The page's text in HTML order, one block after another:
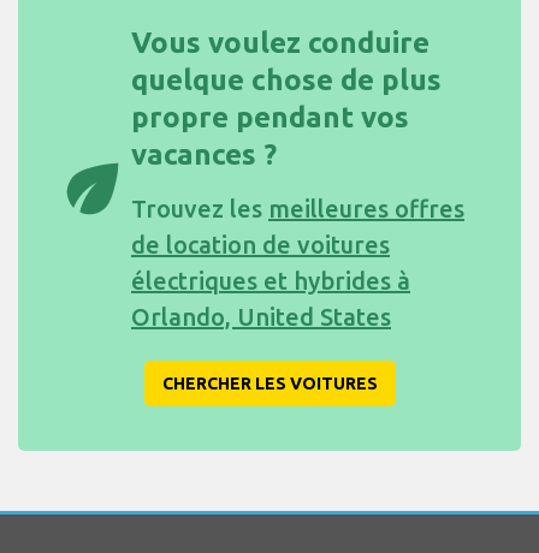
eco
Vous voulez conduire
quelque chose de plus
propre pendant vos
vacances ?
Trouvez les meilleures offres
de location de voitures
électriques et hybrides à
Orlando, United States
CHERCHER LES VOITURES